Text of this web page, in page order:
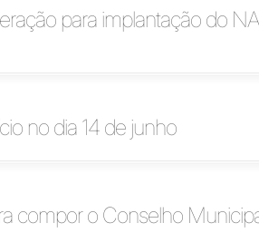
para implantação do
no dia 14 de junho
compor o Conselho